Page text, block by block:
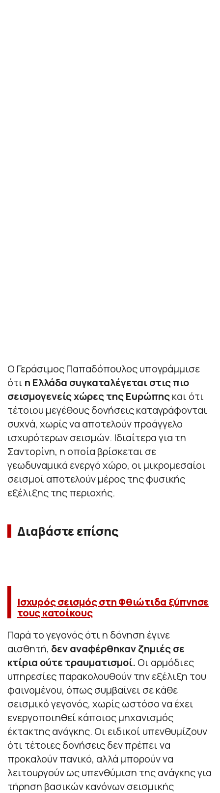
Ο Γεράσιμος Παπαδόπουλος υπογράμμισε
ότι η Ελλάδα συγκαταλέγεται στις πιο
σεισμογενείς χώρες της Ευρώπηςκαι ότι
τέτοιου μεγέθους δονήσεις καταγράφονται
συχνά, χωρίς να αποτελούν προάγγελο
ισχυρότερων σεισμών. Ιδιαίτερα για τη
Σαντορίνη, η οποία βρίσκεται σε
γεωδυναμικά ενεργό χώρο, οι μικρομεσαίοι
σεισμοί αποτελούν μέρος της φυσικής
εξέλιξης της περιοχής.
Διαβάστε επίσης
Ισχυρός σεισμός στη Φθιώτιδα ξύπνησε
τους κατοίκους
Παρά το γεγονός ότι η δόνηση έγινε
αισθητή, δεν αναφέρθηκαν ζημιές σε
κτίρια ούτε τραυματισμοί. Οι αρμόδιες
υπηρεσίες παρακολουθούν την εξέλιξη του
φαινομένου, όπως συμβαίνει σε κάθε
σεισμικό γεγονός, χωρίς ωστόσο να έχει
ενεργοποιηθεί κάποιος μηχανισμός
έκτακτης ανάγκης. Οι ειδικοί υπενθυμίζουν
ότι τέτοιες δονήσεις δεν πρέπει να
προκαλούν πανικό, αλλά μπορούν να
λειτουργούν ως υπενθύμιση της ανάγκης για
τήρηση βασικών κανόνων σεισμικής